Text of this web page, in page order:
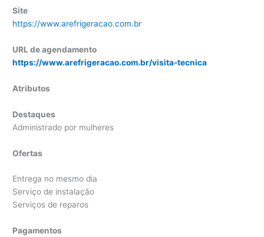
Site
https://www.arefrigeracao.com.br
URL de agendamento
https://www.arefrigeracao.com.br/visita-tecnica
Atributos
Destaques
Administrado por mulheres
Ofertas
Entrega no mesmo dia
Serviço de instalação
Serviços de reparos
Pagamentos